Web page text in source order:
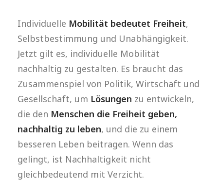
Individuelle Mobilität bedeutet Freiheit,
Selbstbestimmung und Unabhängigkeit.
Jetzt gilt es, individuelle Mobilität
nachhaltig zu gestalten. Es braucht das
Zusammenspiel von Politik, Wirtschaft und
Gesellschaft, um Lösungen zu entwickeln,
die den Menschen die Freiheit geben,
nachhaltig zu leben, und die zu einem
besseren Leben beitragen. Wenn das
gelingt, ist Nachhaltigkeit nicht
gleichbedeutend mit Verzicht.